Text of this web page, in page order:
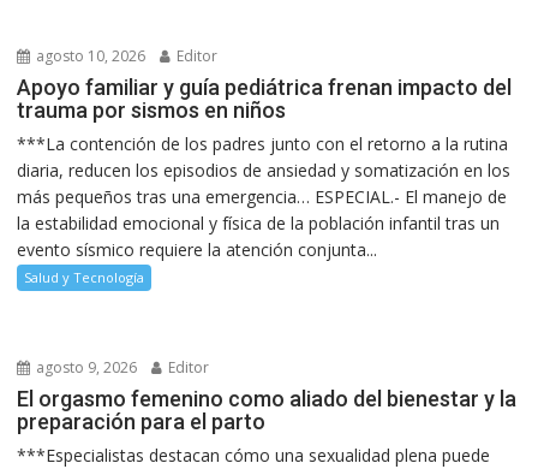
agosto 10, 2026 Editor
Apoyo familiar y guía pediátrica frenan impacto del
trauma por sismos en niños
***La contención de los padres junto con el retorno a la rutina
diaria, reducen los episodios de ansiedad y somatización en los
más pequeños tras una emergencia… ESPECIAL.- El manejo de
la estabilidad emocional y física de la población infantil tras un
evento sísmico requiere la atención conjunta...
Salud y Tecnología
agosto 9, 2026 Editor
El orgasmo femenino como aliado del bienestar y la
preparación para el parto
***Especialistas destacan cómo una sexualidad plena puede